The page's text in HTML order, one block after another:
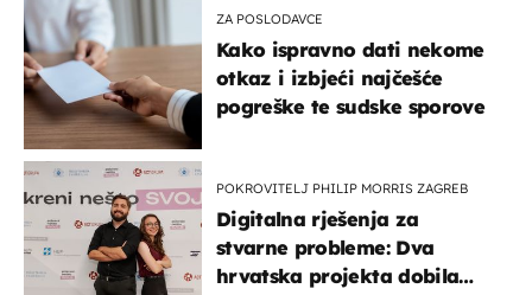
ZA POSLODAVCE
Kako ispravno dati nekome
otkaz i izbjeći najčešće
pogreške te sudske sporove
POKROVITELJ PHILIP MORRIS ZAGREB
Digitalna rješenja za
stvarne probleme: Dva
hrvatska projekta dobila